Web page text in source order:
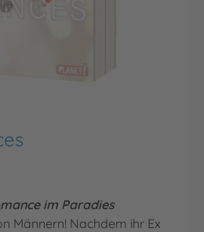
im Paradies
Männern! Nachdem ihr Ex